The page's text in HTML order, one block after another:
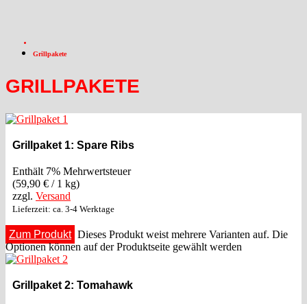
Grillpakete
GRILLPAKETE
Grillpaket 1: Spare Ribs
Enthält 7% Mehrwertsteuer
(59,90 € / 1 kg)
zzgl. Versand
Lieferzeit: ca. 3-4 Werktage
Zum Produkt Dieses Produkt weist mehrere Varianten auf. Die
Optionen können auf der Produktseite gewählt werden
Grillpaket 2: Tomahawk